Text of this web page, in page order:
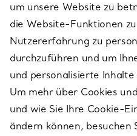
ÜBER TIFFANY & CO.
RECHTLICHE HINWEISE
um unsere Website zu
die Website-Funktionen
Nutzererfahrung zu
durchzuführen und um
und personalisierte
Um mehr über Cookies
und wie Sie Ihre Cookie-
ändern können, besuchen